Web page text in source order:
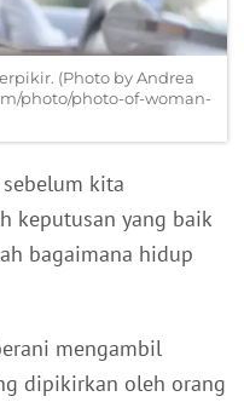
(Photo by Andrea
photo/photo-of-woman-
kita
keputusan yang baik
bagaimana hidup
mengambil
dipikirkan oleh orang